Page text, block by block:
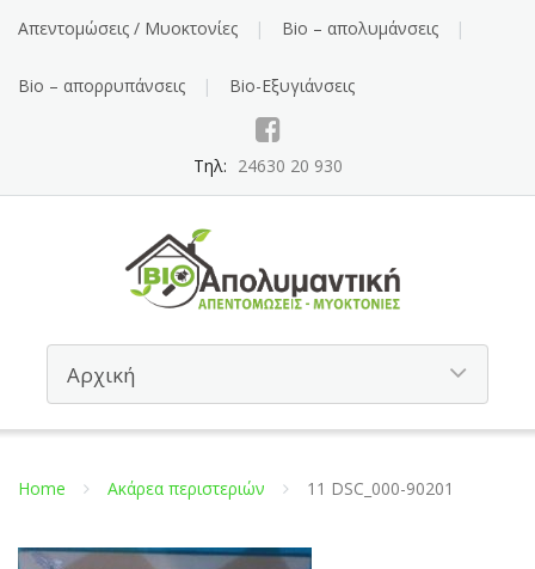
Απεντομώσεις / Μυοκτονίες Bio – απολυμάνσεις
Bio – απορρυπάνσεις Bio-Εξυγιάνσεις
Τηλ: 24630 20 930
Home Ακάρεα περιστεριών 11 DSC_000-90201